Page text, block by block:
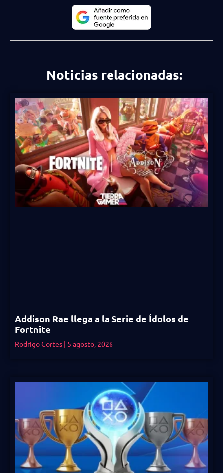
Noticias relacionadas:
Addison Rae llega a la Serie de Ídolos de
Fortnite
Rodrigo Cortes 5 agosto, 2026